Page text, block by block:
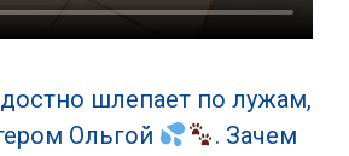
шлепает по лужам,
Ольгой
. Зачем